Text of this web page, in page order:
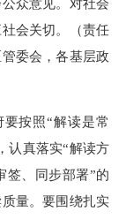
会关切。（责任
委会，各基层政
按照“解读是常
认真落实“解读方
签、同步部署”的
量。要围绕扎实